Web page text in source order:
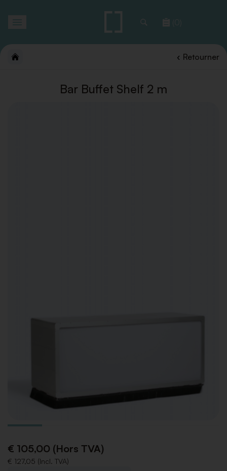
(0)
Retourner
Bar Buffet Shelf 2 m
€ 105,00 (Hors TVA)
€ 127,05 (Incl. TVA)